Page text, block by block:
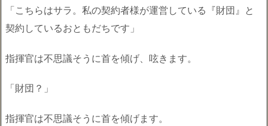
「こちらはサラ。私の契約者様が運営している『財団』と
契約しているおともだちです」
指揮官は不思議そうに首を傾げ、呟きます。
「財団？」
指揮官は不思議そうに首を傾げます。